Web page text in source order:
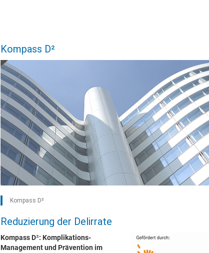
Kompass D²
Kompass D²
Reduzierung der Delirrate
Kompass D²: Komplikations-
Management und Prävention im